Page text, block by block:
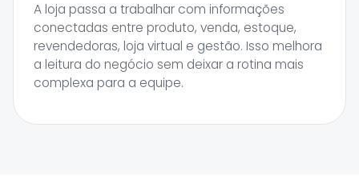
A loja passa a trabalhar com informações
conectadas entre produto, venda, estoque,
revendedoras, loja virtual e gestão. Isso melhora
a leitura do negócio sem deixar a rotina mais
complexa para a equipe.